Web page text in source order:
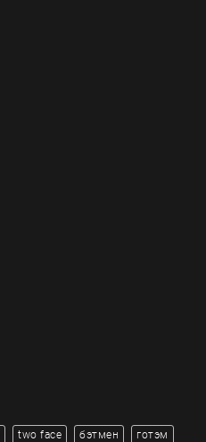
two face бэтмен готэм